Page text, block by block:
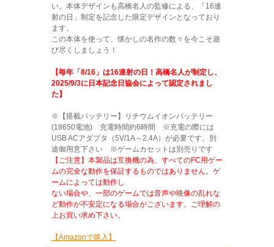
い。本体デザインも高橋名人の監修による、「16連
射の日」制定を記念した限定デザインとなっており
ます。
この本体を使って、懐かしの名作の数々を今こそ遊
び尽くしましょう！
【毎年「8/16」は16連射の日！高橋名人が制定し、
2025/9/3に日本記念日協会によって認定されまし
た】
※【搭載バッテリー】リチウムイオンバッテリー
(18650電池) 充電時間約6時間 ※充電の際には
USB ACアダプタ（5V/1A～2.4A）が必要です。別
途御用意下さい ※ゲームカセットは別売りです
【ご注意】本製品は互換機の為、すべてのFC用ゲー
ムの完全な動作を保証するものではありません。ゲ
ームによっては動作し
ない場合や、一部のゲームでは音声や映像の乱れな
ど動作が不安定になる場合がございます。ご理解の
上お買い求め下さい。
【Amazonで購入】